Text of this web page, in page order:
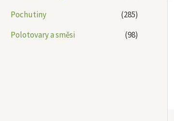
Pochutiny
(285)
Polotovary a směsi
(98)